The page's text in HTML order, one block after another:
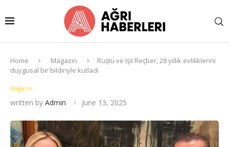
Home Magazin
Rüştü ve Işıl Reçber, 28 yıllık evliliklerini
duygusal bir bildiriyle kutladı
Magazin
written by Admin June 13, 2025